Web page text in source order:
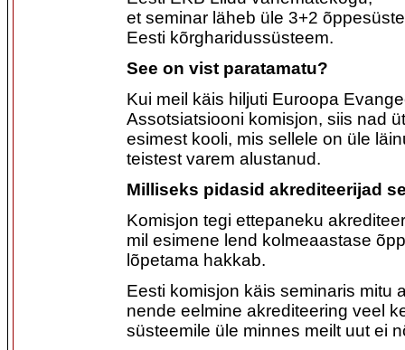
et seminar läheb üle 3+2
Eesti kõrgharidussüsteem.
See on vist paratamatu?
Kui meil käis hiljuti Euroopa
Assotsiatsiooni komisjon, siis nad
esimest kooli, mis sellele on üle
teistest varem alustanud.
Milliseks pidasid akrediteerijad
Komisjon tegi ettepaneku
mil esimene lend kolmeaastase
lõpetama hakkab.
Eesti komisjon käis seminaris mitu
nende eelmine akrediteering veel
süsteemile üle minnes meilt uut ei